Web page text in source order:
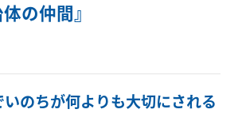
の仲間』
のちが何よりも大切にされる